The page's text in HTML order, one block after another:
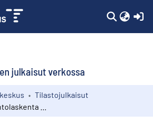
julkaisut verkossa
Tilastojulkaisut